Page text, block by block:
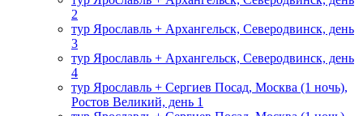
2
тур Ярославль + Архангельск, Северодвинск, день
3
тур Ярославль + Архангельск, Северодвинск, день
4
тур Ярославль + Сергиев Посад, Москва (1 ночь),
Ростов Великий, день 1